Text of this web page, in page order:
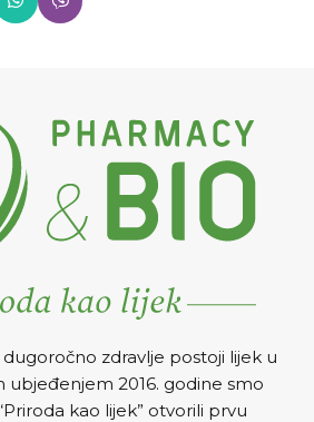
zdravlje postoji lijek u
ubjeđenjem 2016. godine smo
kao lijek” otvorili prvu